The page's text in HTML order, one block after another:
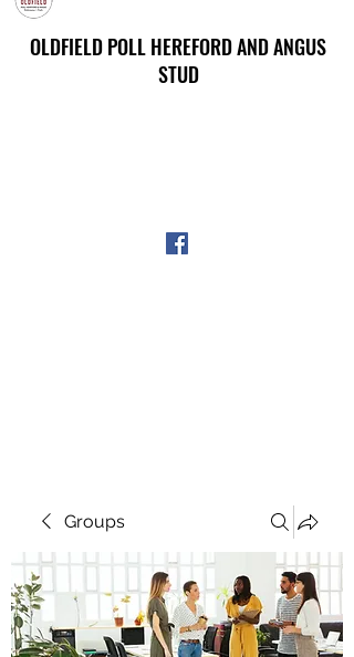
OLDFIELD POLL HEREFORD AND ANGUS
STUD
Groups